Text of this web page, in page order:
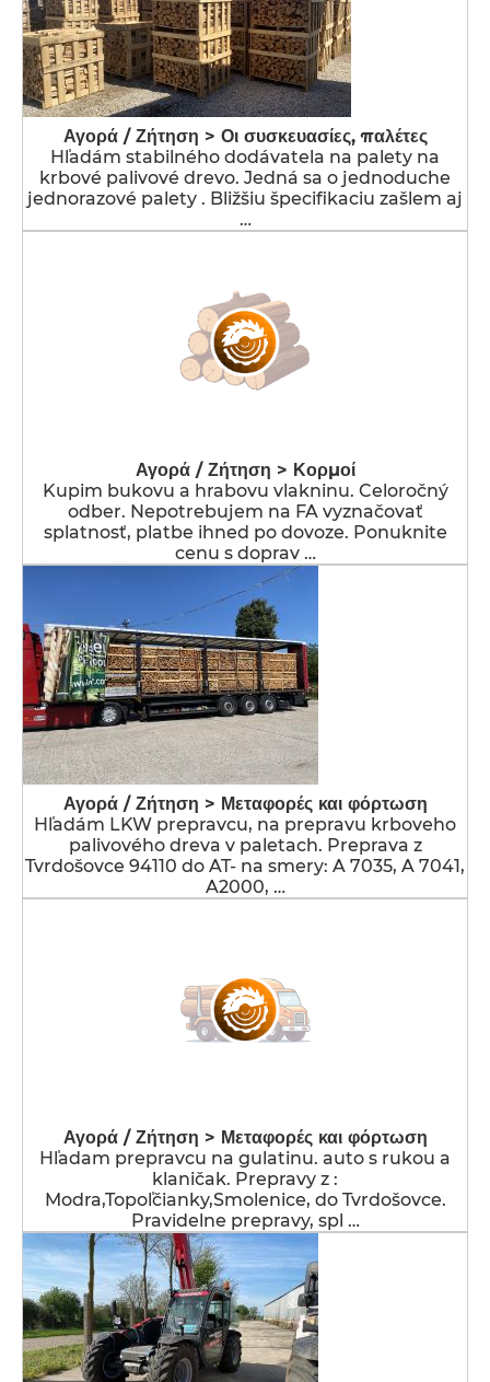
Αγορά / Ζήτηση > Οι συσκευασίες, παλέτες
Hľadám stabilného dodávatela na palety na
krbové palivové drevo. Jedná sa o jednoduche
jednorazové palety . Bližšiu špecifikaciu zašlem aj
…
Αγορά / Ζήτηση > Κορμοί
Kupim bukovu a hrabovu vlakninu. Celoročný
odber. Nepotrebujem na FA vyznačovať
splatnosť, platbe ihned po dovoze. Ponuknite
cenu s doprav …
Αγορά / Ζήτηση > Μεταφορές και φόρτωση
Hľadám LKW prepravcu, na prepravu krboveho
palivového dreva v paletach. Preprava z
Tvrdošovce 94110 do AT- na smery: A 7035, A 7041,
A2000, …
Αγορά / Ζήτηση > Μεταφορές και φόρτωση
Hľadam prepravcu na gulatinu. auto s rukou a
klaničak. Prepravy z :
Modra,Topoľčianky,Smolenice, do Tvrdošovce.
Pravidelne prepravy, spl …